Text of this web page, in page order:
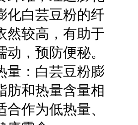
化白芸豆粉的纤
然较高，有助于
，预防便秘。
量：白芸豆粉膨
肪和热量含量相
合作为低热量、